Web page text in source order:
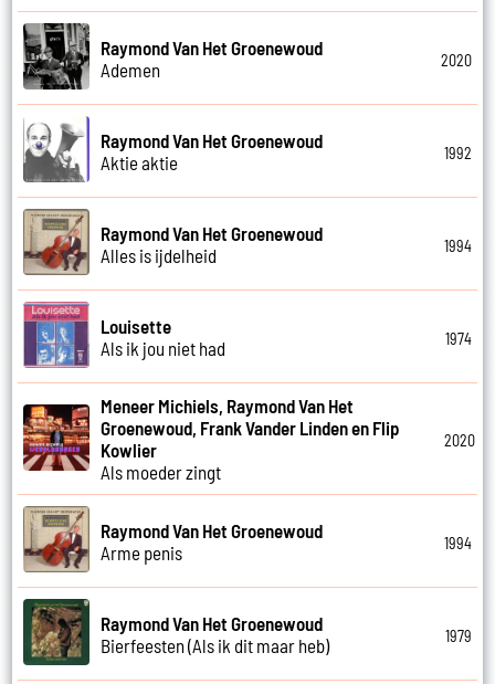
Raymond Van Het Groenewoud
Ademen
2020
Raymond Van Het Groenewoud
Aktie aktie
1992
Raymond Van Het Groenewoud
Alles is ijdelheid
1994
Louisette
Als ik jou niet had
1974
Meneer Michiels, Raymond Van Het
Groenewoud, Frank Vander Linden en Flip
Kowlier
Als moeder zingt
2020
Raymond Van Het Groenewoud
Arme penis
1994
Raymond Van Het Groenewoud
Bierfeesten (Als ik dit maar heb)
1979